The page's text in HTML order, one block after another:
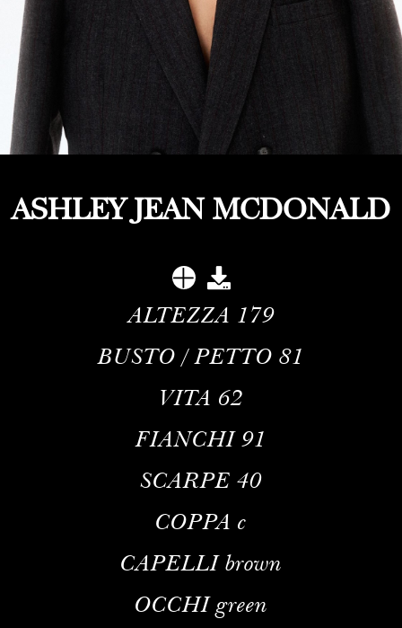
ASHLEY JEAN MCDONALD
ALTEZZA 179
BUSTO / PETTO 81
VITA 62
FIANCHI 91
SCARPE 40
COPPA c
CAPELLI brown
OCCHI green